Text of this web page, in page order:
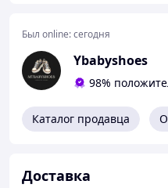
ребенка. Купите эти
ребенок чувствовал себя
время.
РАЗМЕРНАЯ СЕТКА:
Был online:сегодня
Ybabyshoes
98%
Каталог продавца
Доставка